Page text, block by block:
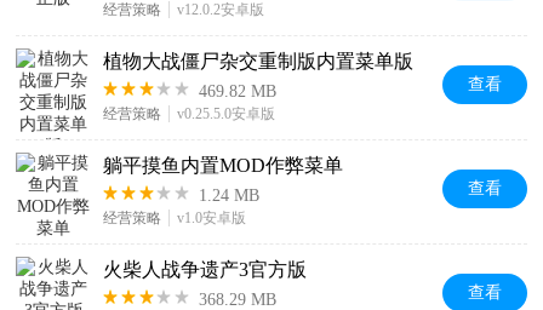
经营策略 v12.0.2安卓版
植物大战僵尸杂交重制版内置菜单版
469.82 MB
经营策略 v0.25.5.0安卓版
查看
躺平摸鱼内置MOD作弊菜单
1.24 MB
经营策略 v1.0安卓版
查看
火柴人战争遗产3官方版
368.29 MB 查看